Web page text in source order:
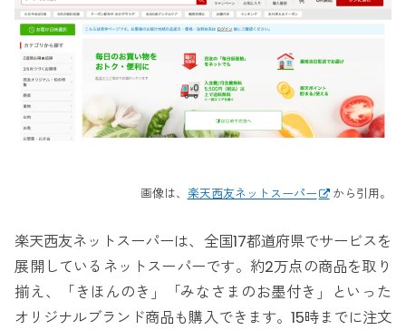
画像は、 楽天西友ネットスーパー から引用。
楽天西友ネットスーパーは、全国17都道府県でサービスを
展開しているネットスーパーです。約2万点の商品を取り
揃え、「きほんのき」「みなさまのお墨付き」といった
オリジナルブランド商品も購入できます。15時までに注文